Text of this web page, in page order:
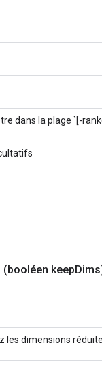
dans la plage `[-
(booléen keep
les dimensions